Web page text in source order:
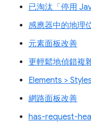
已淘汰「停用
感應器中的地理
元素面板改善
更輕鬆地偵錯複
Elements >
網路面板改善
has-request-